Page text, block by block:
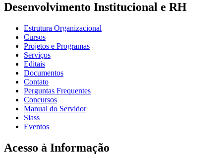
Desenvolvimento Institucional e RH
Estrutura Organizacional
Cursos
Projetos e Programas
Serviços
Editais
Documentos
Contato
Perguntas Frequentes
Concursos
Manual do Servidor
Siass
Eventos
Acesso à Informação